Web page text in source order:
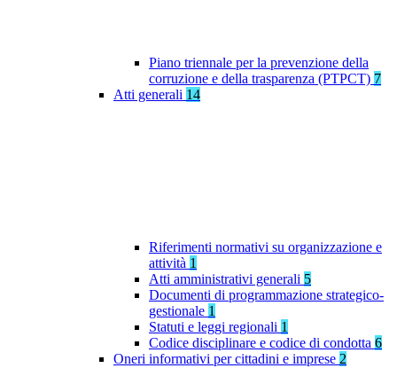
Piano triennale per la prevenzione della
corruzione e della trasparenza (PTPCT) 7
Atti generali 14
Riferimenti normativi su organizzazione e
attività 1
Atti amministrativi generali 5
Documenti di programmazione strategico-
gestionale 1
Statuti e leggi regionali 1
Codice disciplinare e codice di condotta 6
Oneri informativi per cittadini e imprese 2